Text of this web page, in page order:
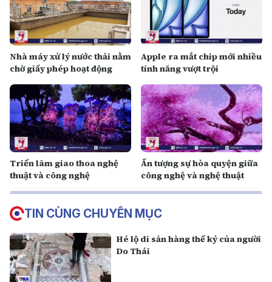
Nhà máy xử lý nước thải nằm
chờ giấy phép hoạt động
Apple ra mắt chip mới nhiều
tính năng vượt trội
Triển lãm giao thoa nghệ
thuật và công nghệ
Ấn tượng sự hòa quyện giữa
công nghệ và nghệ thuật
TIN CÙNG CHUYÊN MỤC
Hé lộ di sản hàng thế kỷ của người
Do Thái